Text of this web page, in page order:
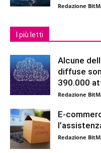
Redazione
I più letti
Alcune
diffuse
390.000
Redazione
E-
Redazione